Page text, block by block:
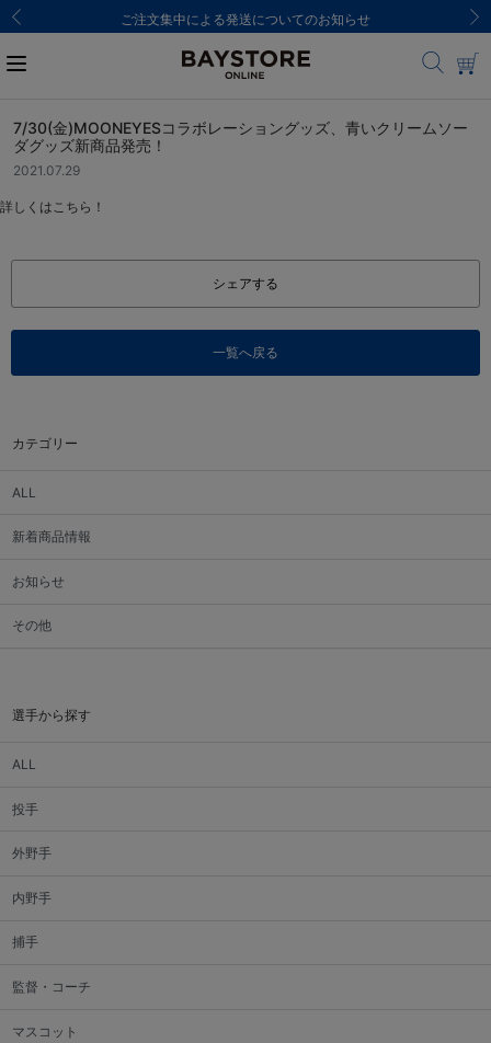
ご注文集中による発送についてのお知らせ
カテゴリー
ALL
新着商品情報
お知らせ
その他
選手から探す
ALL
投手
外野手
内野手
捕手
監督・コーチ
マスコット
7/30(金)MOONEYESコラボレーショングッズ、青いクリームソー
ダグッズ新商品発売！
2021.07.29
詳しくはこちら！
シェアする
一覧へ戻る